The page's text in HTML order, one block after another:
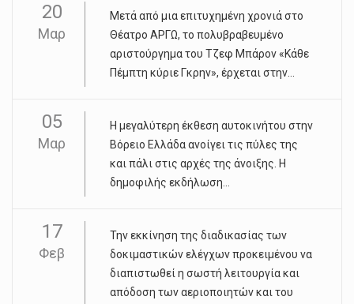
20
Μαρ
Μετά από μια επιτυχημένη χρονιά στο
Θέατρο ΑΡΓΩ, το πολυβραβευμένο
αριστούργημα του Τζεφ Μπάρον «Κάθε
Πέμπτη κύριε Γκρην», έρχεται στην...
05
Μαρ
Η μεγαλύτερη έκθεση αυτοκινήτου στην
Βόρειο Ελλάδα ανοίγει τις πύλες της
και πάλι στις αρχές της άνοιξης. Η
δημοφιλής εκδήλωση...
17
Φεβ
Την εκκίνηση της διαδικασίας των
δοκιμαστικών ελέγχων προκειμένου να
διαπιστωθεί η σωστή λειτουργία και
απόδοση των αεριοποιητών και του